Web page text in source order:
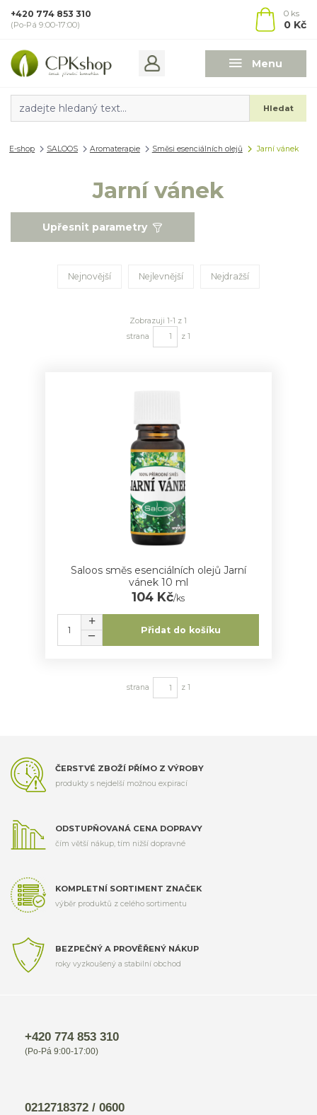
Menu
Hledat
+420 774 853 310
(Po-Pá 9:00-17:00)
0 ks
0 Kč
E-shop SALOOS Aromaterapie Směsi esenciálních olejů Jarní vánek
Jarní vánek
Upřesnit parametry
Nejnovější Nejlevnější Nejdražší
Zobrazuji 1-1 z 1
strana
z 1
Saloos směs esenciálních olejů Jarní
vánek 10 ml
104 Kč/ks
Přidat do košíku
strana z 1
ČERSTVÉ ZBOŽÍ PŘÍMO Z VÝROBY
produkty s nejdelší možnou expirací
ODSTUPŇOVANÁ CENA DOPRAVY
čím větší nákup, tím nižší dopravné
KOMPLETNÍ SORTIMENT ZNAČEK
výběr produktů z celého sortimentu
BEZPEČNÝ A PROVĚŘENÝ NÁKUP
roky vyzkoušený a stabilní obchod
+420 774 853 310
(Po-Pá 9:00-17:00)
0212718372 / 0600